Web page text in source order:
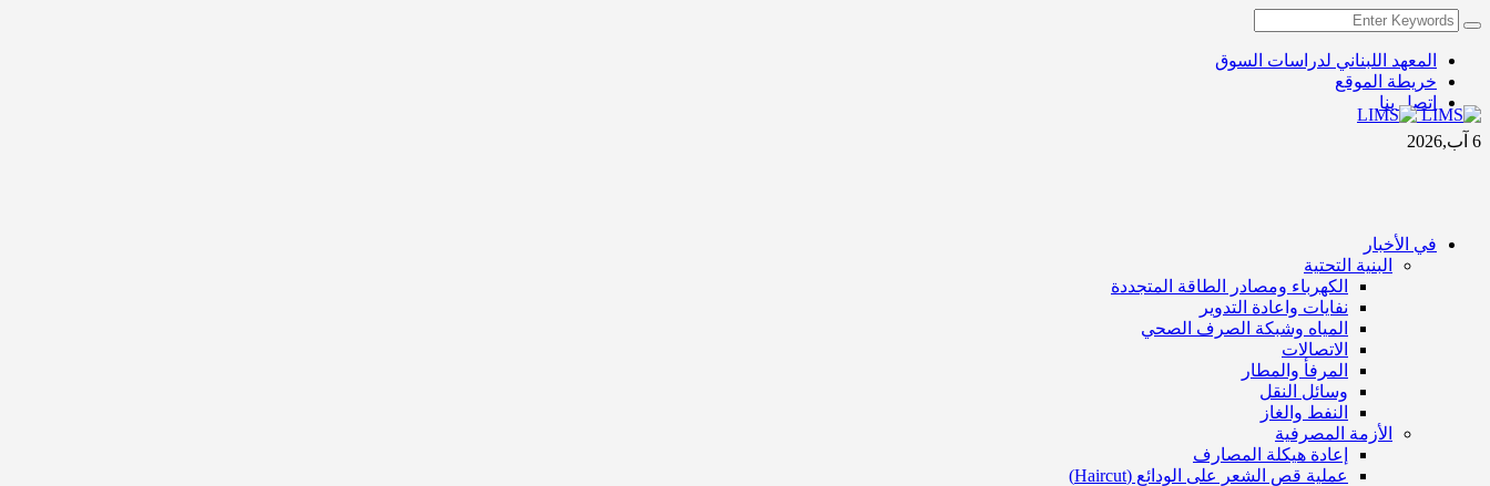
المعهد اللبناني لدراسات السوق
خريطة الموقع
اتصل بنا
6 آب,2026
في الأخبار
البنية التحتية
الكهرباء ومصادر الطاقة المتجددة
نفايات واعادة التدوير
المياه وشبكة الصرف الصحي
الاتصالات
المرفأ والمطار
وسائل النقل
النفط والغاز
الأزمة المصرفية
إعادة هيكلة المصارف
عملية قص الشعر على الودائع (Haircut)